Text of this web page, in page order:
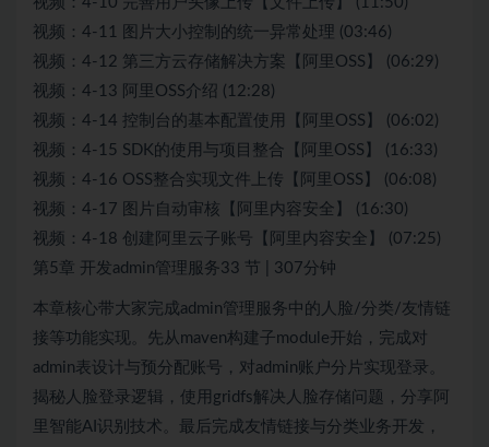
视频：4-11 图片大小控制的统一异常处理 (03:46)
视频：4-12 第三方云存储解决方案【阿里OSS】 (06:29)
视频：4-13 阿里OSS介绍 (12:28)
视频：4-14 控制台的基本配置使用【阿里OSS】 (06:02)
视频：4-15 SDK的使用与项目整合【阿里OSS】 (16:33)
视频：4-16 OSS整合实现文件上传【阿里OSS】 (06:08)
视频：4-17 图片自动审核【阿里内容安全】 (16:30)
视频：4-18 创建阿里云子账号【阿里内容安全】 (07:25)
第5章 开发admin管理服务33 节 | 307分钟
本章核心带大家完成admin管理服务中的人脸/分类/友情链
接等功能实现。先从maven构建子module开始，完成对
admin表设计与预分配账号，对admin账户分片实现登录。
揭秘人脸登录逻辑，使用gridfs解决人脸存储问题，分享阿
里智能AI识别技术。最后完成友情链接与分类业务开发，